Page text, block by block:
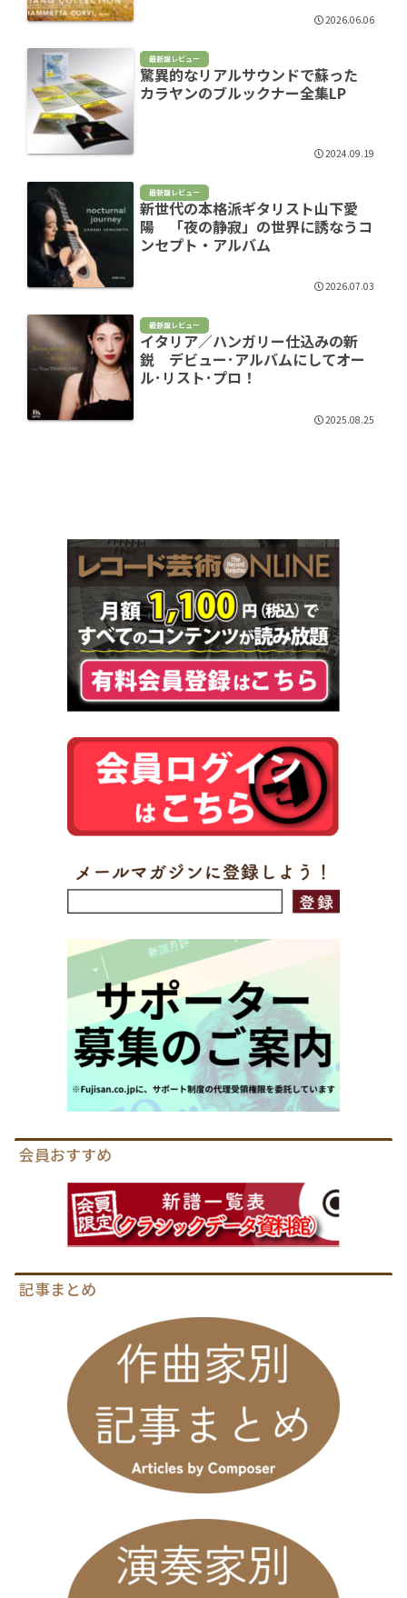
2026.06.06
最新盤レビュー
驚異的なリアルサウンドで蘇った
カラヤンのブルックナー全集LP
2024.09.19
最新盤レビュー
新世代の本格派ギタリスト山下愛
陽 「夜の静寂」の世界に誘なうコ
ンセプト・アルバム
2026.07.03
最新盤レビュー
イタリア／ハンガリー仕込みの新
鋭 デビュー･アルバムにしてオー
ル･リスト･プロ！
2025.08.25
会員おすすめ
記事まとめ